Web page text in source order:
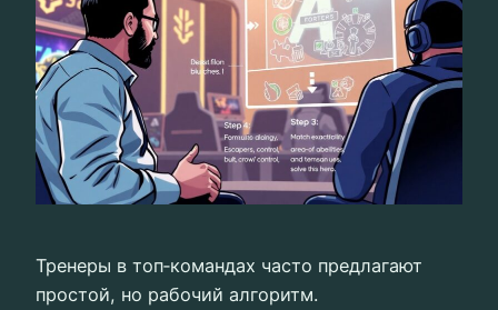
Тренеры в топ‑командах часто предлагают
простой, но рабочий алгоритм.